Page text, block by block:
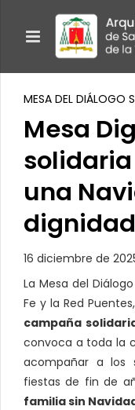
MESA DEL DIÁLOGO
Mesa
una
dignidad
16 diciembre de
La Mesa del
Fe y la Red
campaña
convoca a toda la
acompañar a los
fiestas de fin de
familia sin